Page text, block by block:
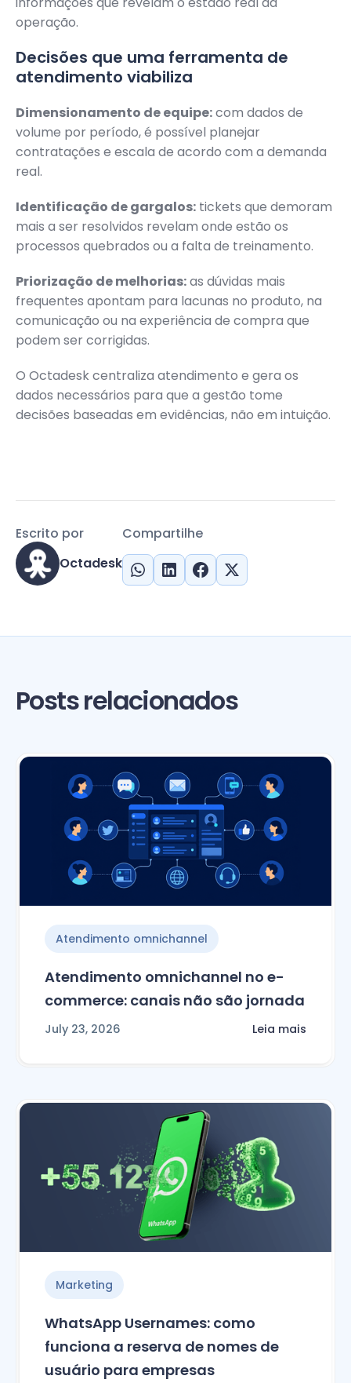
operação.
Decisões que uma ferramenta de
atendimento viabiliza
Dimensionamento de equipe:com dados de
volume por período, é possível planejar
contratações e escala de acordo com a demanda
real.
Identificação de gargalos: tickets que demoram
mais a ser resolvidos revelam onde estão os
processos quebrados ou a falta de treinamento.
Priorização de melhorias:as dúvidas mais
frequentes apontam para lacunas no produto, na
comunicação ou na experiência de compra que
podem ser corrigidas.
O Octadesk centraliza atendimento e gera os
dados necessários para que a gestão tome
decisões baseadas em evidências, não em intuição.
Compartilhe
Escrito por
Octadesk
Posts relacionados
Atendimento omnichannel
Atendimento omnichannel no e-
commerce: canais não são jornada
July 23, 2026 Leia mais
Marketing
WhatsApp Usernames: como
funciona a reserva de nomes de
usuário para empresas